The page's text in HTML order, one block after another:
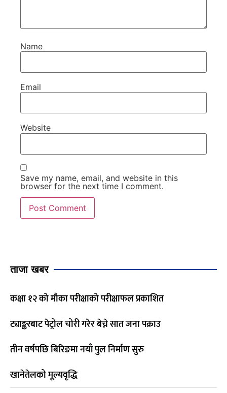
Name
Email
Website
Save my name, email, and website in this
browser for the next time I comment.
ताजा खबर
कक्षा १२ को मौका परीक्षाको परीक्षाफल प्रकाशित
ट्याङ्करबाट पेट्रोल चोरी गरेर बेच्ने सात जना पक्राउ
तीन वर्षपछि बिरिङमा नयाँ पुल निर्माण सुरु
खानेतेलको मूल्यवृद्धि